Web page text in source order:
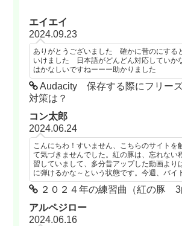
エイエイ
2024.09.23
ありがとうございました 確かに昔のにする
いけました 日本語がどんどん対応していか
はかなしいですねーーー助かりました
Audacity 保存する際にフリー
対策は？
コン太郎
2024.06.24
こんにちわ！すいません、こちらのサイトを
て気づきませんでした。紅の豚は、忘れない
習していまして、多分昔アップした動画より
に弾けるかな～という状態です。今週、バイ
２０２４年の練習曲（紅の豚 3
アルペジロー
2024.06.16